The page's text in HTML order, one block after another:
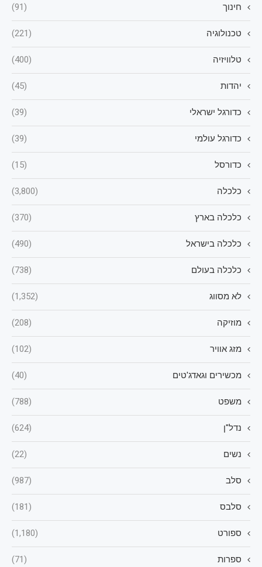
חינוך (91)
טכנולוגיה (221)
טלוויזיה (400)
יהדות (45)
כדורגל ישראלי (39)
כדורגל עולמי (39)
כדורסל (15)
כלכלה (3,800)
כלכלה בארץ (370)
כלכלה בישראל (490)
כלכלה בעולם (738)
לא מסווג (1,352)
מוזיקה (208)
מזג אוויר (102)
מכשירים וגאדג'טים (40)
משפט (788)
נדל"ן (624)
נשים (22)
סלב (987)
סלבס (181)
ספורט (1,180)
ספרות (71)